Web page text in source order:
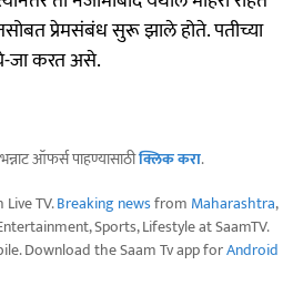
प्रेमसंबंध सुरू झाले होते. पतीच्या
ये-जा करत असे.
ऑफर्स पाहण्यासाठीक्लिक करा.
TV.Breaking newsfrom Maharashtra,
Sports, Lifestyle at SaamTV.
Download the Saam Tv app forAndroid